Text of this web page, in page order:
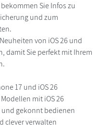
Sie Infos zu
und zum
von iOS 26 und
damit Sie perfekt mit Ihrem
17 und iOS 26
mit iOS 26
und gekonnt bedienen
clever verwalten